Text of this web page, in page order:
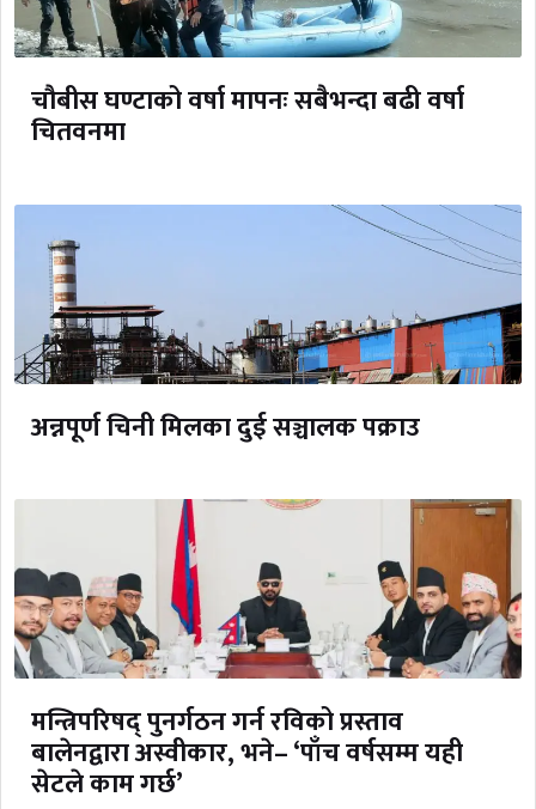
चौबीस घण्टाको वर्षा मापनः सबैभन्दा बढी वर्षा
चितवनमा
अन्नपूर्ण चिनी मिलका दुई सञ्चालक पक्राउ
मन्त्रिपरिषद् पुनर्गठन गर्न रविको प्रस्ताव
बालेनद्वारा अस्वीकार, भने– ‘पाँच वर्षसम्म यही
सेटले काम गर्छ’